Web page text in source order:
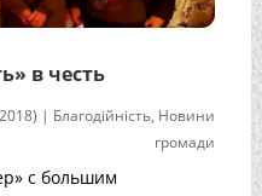
в честь
| Благодійність, Новини
громади
с большим